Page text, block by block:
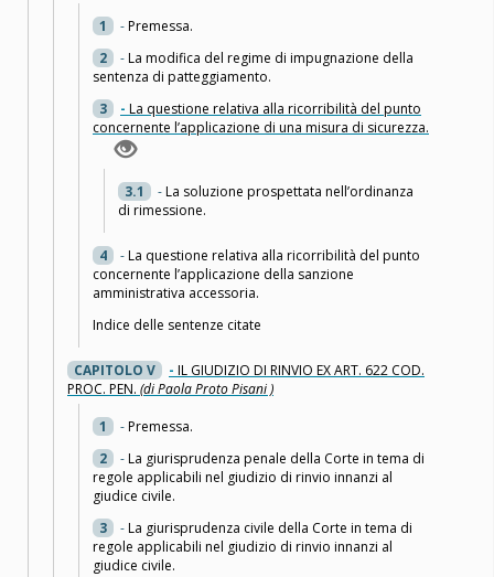
1
-Premessa.
2
-La modifica del regime di impugnazione della
sentenza di patteggiamento.
3
- La questione relativa alla ricorribilità del punto
concernente l’applicazione di una misura di sicurezza.
3.1 -La soluzione prospettata nell’ordinanza
di rimessione.
4 -La questione relativa alla ricorribilità del punto
concernente l’applicazione della sanzione
amministrativa accessoria.
Indice delle sentenze citate
CAPITOLO V - IL GIUDIZIO DI RINVIO EX ART. 622 COD.
PROC. PEN. (di Paola Proto Pisani )
1
-Premessa.
2
-La giurisprudenza penale della Corte in tema di
regole applicabili nel giudizio di rinvio innanzi al
giudice civile.
3
-La giurisprudenza civile della Corte in tema di
regole applicabili nel giudizio di rinvio innanzi al
giudice civile.